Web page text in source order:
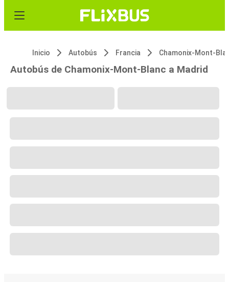
Inicio Autobús Francia Chamonix-Mont-
Autobús de Chamonix-Mont-Blanc a Madrid